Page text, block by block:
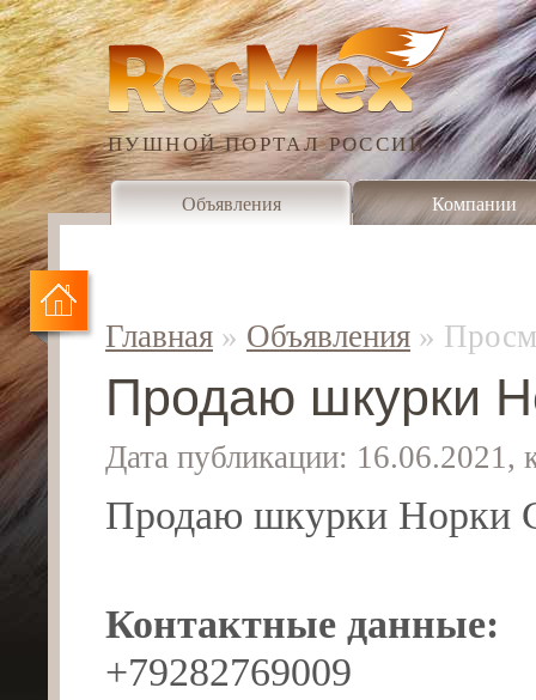
ПУШНОЙ ПОРТАЛ РОССИИ
Объявления Компании
Главная » Объявления »
Продаю шкурки
Дата публикации: 16.06.2021,
Продаю шкурки Норки
Контактные данные:
+79282769009